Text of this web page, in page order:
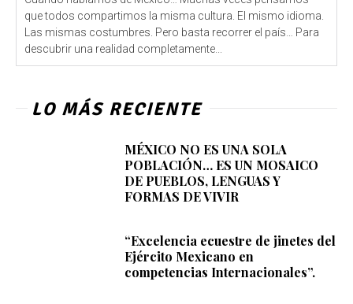
que todos compartimos la misma cultura. El mismo idioma.
Las mismas costumbres. Pero basta recorrer el país… Para
descubrir una realidad completamente...
LO MÁS RECIENTE
MÉXICO NO ES UNA SOLA
POBLACIÓN… ES UN MOSAICO
DE PUEBLOS, LENGUAS Y
FORMAS DE VIVIR
“Excelencia ecuestre de jinetes del
Ejército Mexicano en
competencias Internacionales”.